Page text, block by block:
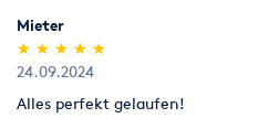
Mieter
(*)
★
★
(*) ★
★
(*) ★
★
(*) ★
★
(*) ★
★
24.09.2024
Alles perfekt gelaufen!